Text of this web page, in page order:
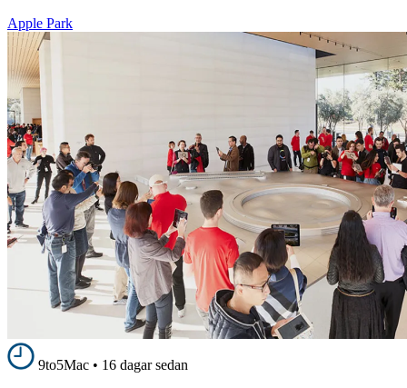
Apple Park
9to5Mac • 16 dagar sedan